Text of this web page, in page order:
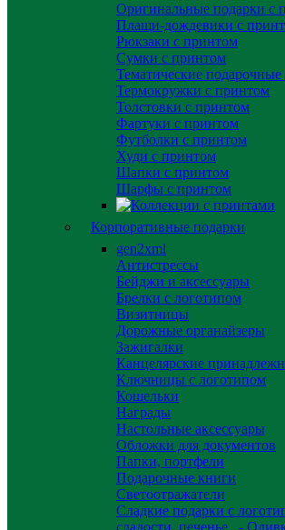
Оригинальные подарки с
Плащи-дождевики с
Рюкзаки с принтом
Сумки с принтом
Тематические
Термокружки с принтом
Толстовки с принтом
Фартуки с принтом
Футболки с принтом
Худи с принтом
Шапки с принтом
Шарфы с принтом
Корпоративные подарки
gen2xml
Антистрессы
Бейджи и аксессуары
Брелки с логотипом
Визитницы
Дорожные органайзеры
Зажигалки
Канцелярские
Ключницы с логотипом
Кошельки
Награды
Настольные аксессуары
Обложки для документов
Папки, портфели
Подарочные книги
Светоотражатели
Сладкие подарки с
сладости, печенье
-